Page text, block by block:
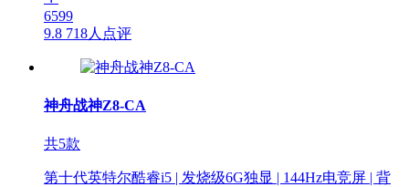
6599
9.8 718人点评
神舟战神Z8-CA
共5款
第十代英特尔酷睿i5 | 发烧级6G独显 | 144Hz电竞屏 | 背